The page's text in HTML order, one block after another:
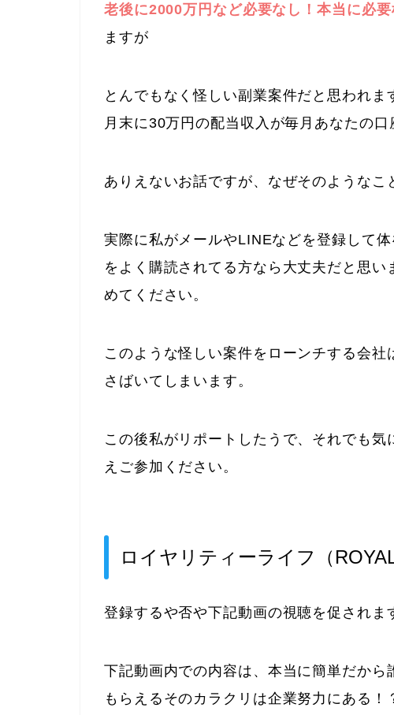
老後に2000万円など必要なし！本当に必要
ますが
とんでもなく怪しい副業案件だと思われま
月末に30万円の配当収入が毎月あなたの口
ありえないお話ですが、なぜそのようなこ
実際に私がメールやLINEなどを登録して
をよく購読されてる方なら大丈夫だと思
めてください。
このような怪しい案件をローンチする会
さばいてしまいます。
この後私がリポートしたうで、それでも
えご参加ください。
ロイヤリティーライフ（
登録するや否や下記動画の視聴を促されま
下記動画内での内容は、本当に簡単だか
もらえるそのカラクリは企業努力にある！